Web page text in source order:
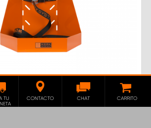
BOTELLAS DE GAS
TU
CONTACTO CHAT CARRITO